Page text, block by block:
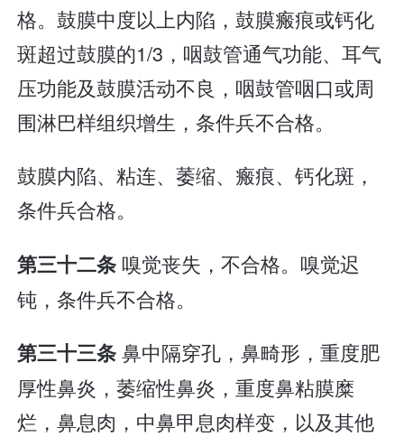
格。鼓膜中度以上内陷，鼓膜瘢痕或钙化
斑超过鼓膜的1/3，咽鼓管通气功能、耳气
压功能及鼓膜活动不良，咽鼓管咽口或周
围淋巴样组织增生，条件兵不合格。
鼓膜内陷、粘连、萎缩、瘢痕、钙化斑，
条件兵合格。
第三十二条 嗅觉丧失，不合格。嗅觉迟
钝，条件兵不合格。
第三十三条鼻中隔穿孔，鼻畸形，重度肥
厚性鼻炎，萎缩性鼻炎，重度鼻粘膜糜
烂，鼻息肉，中鼻甲息肉样变，以及其他